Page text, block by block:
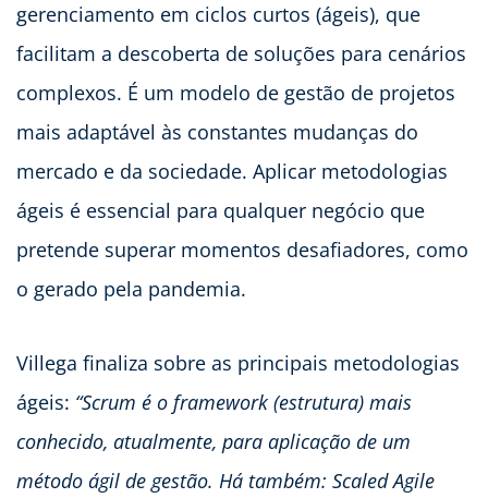
gerenciamento em ciclos curtos (ágeis), que
facilitam a descoberta de soluções para cenários
complexos. É um modelo de gestão de projetos
mais adaptável às constantes mudanças do
mercado e da sociedade. Aplicar metodologias
ágeis é essencial para qualquer negócio que
pretende superar momentos desafiadores, como
o gerado pela pandemia.
Villega finaliza sobre as principais metodologias
ágeis: “Scrum é o framework (estrutura) mais
conhecido, atualmente, para aplicação de um
método ágil de gestão. Há também: Scaled Agile